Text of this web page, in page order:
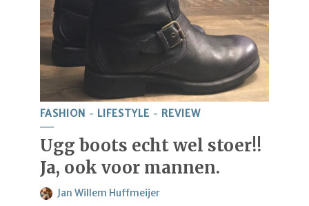
FASHION LIFESTYLE REVIEW
Ugg boots echt wel stoer!!
Ja, ook voor mannen.
Jan Willem Huffmeijer